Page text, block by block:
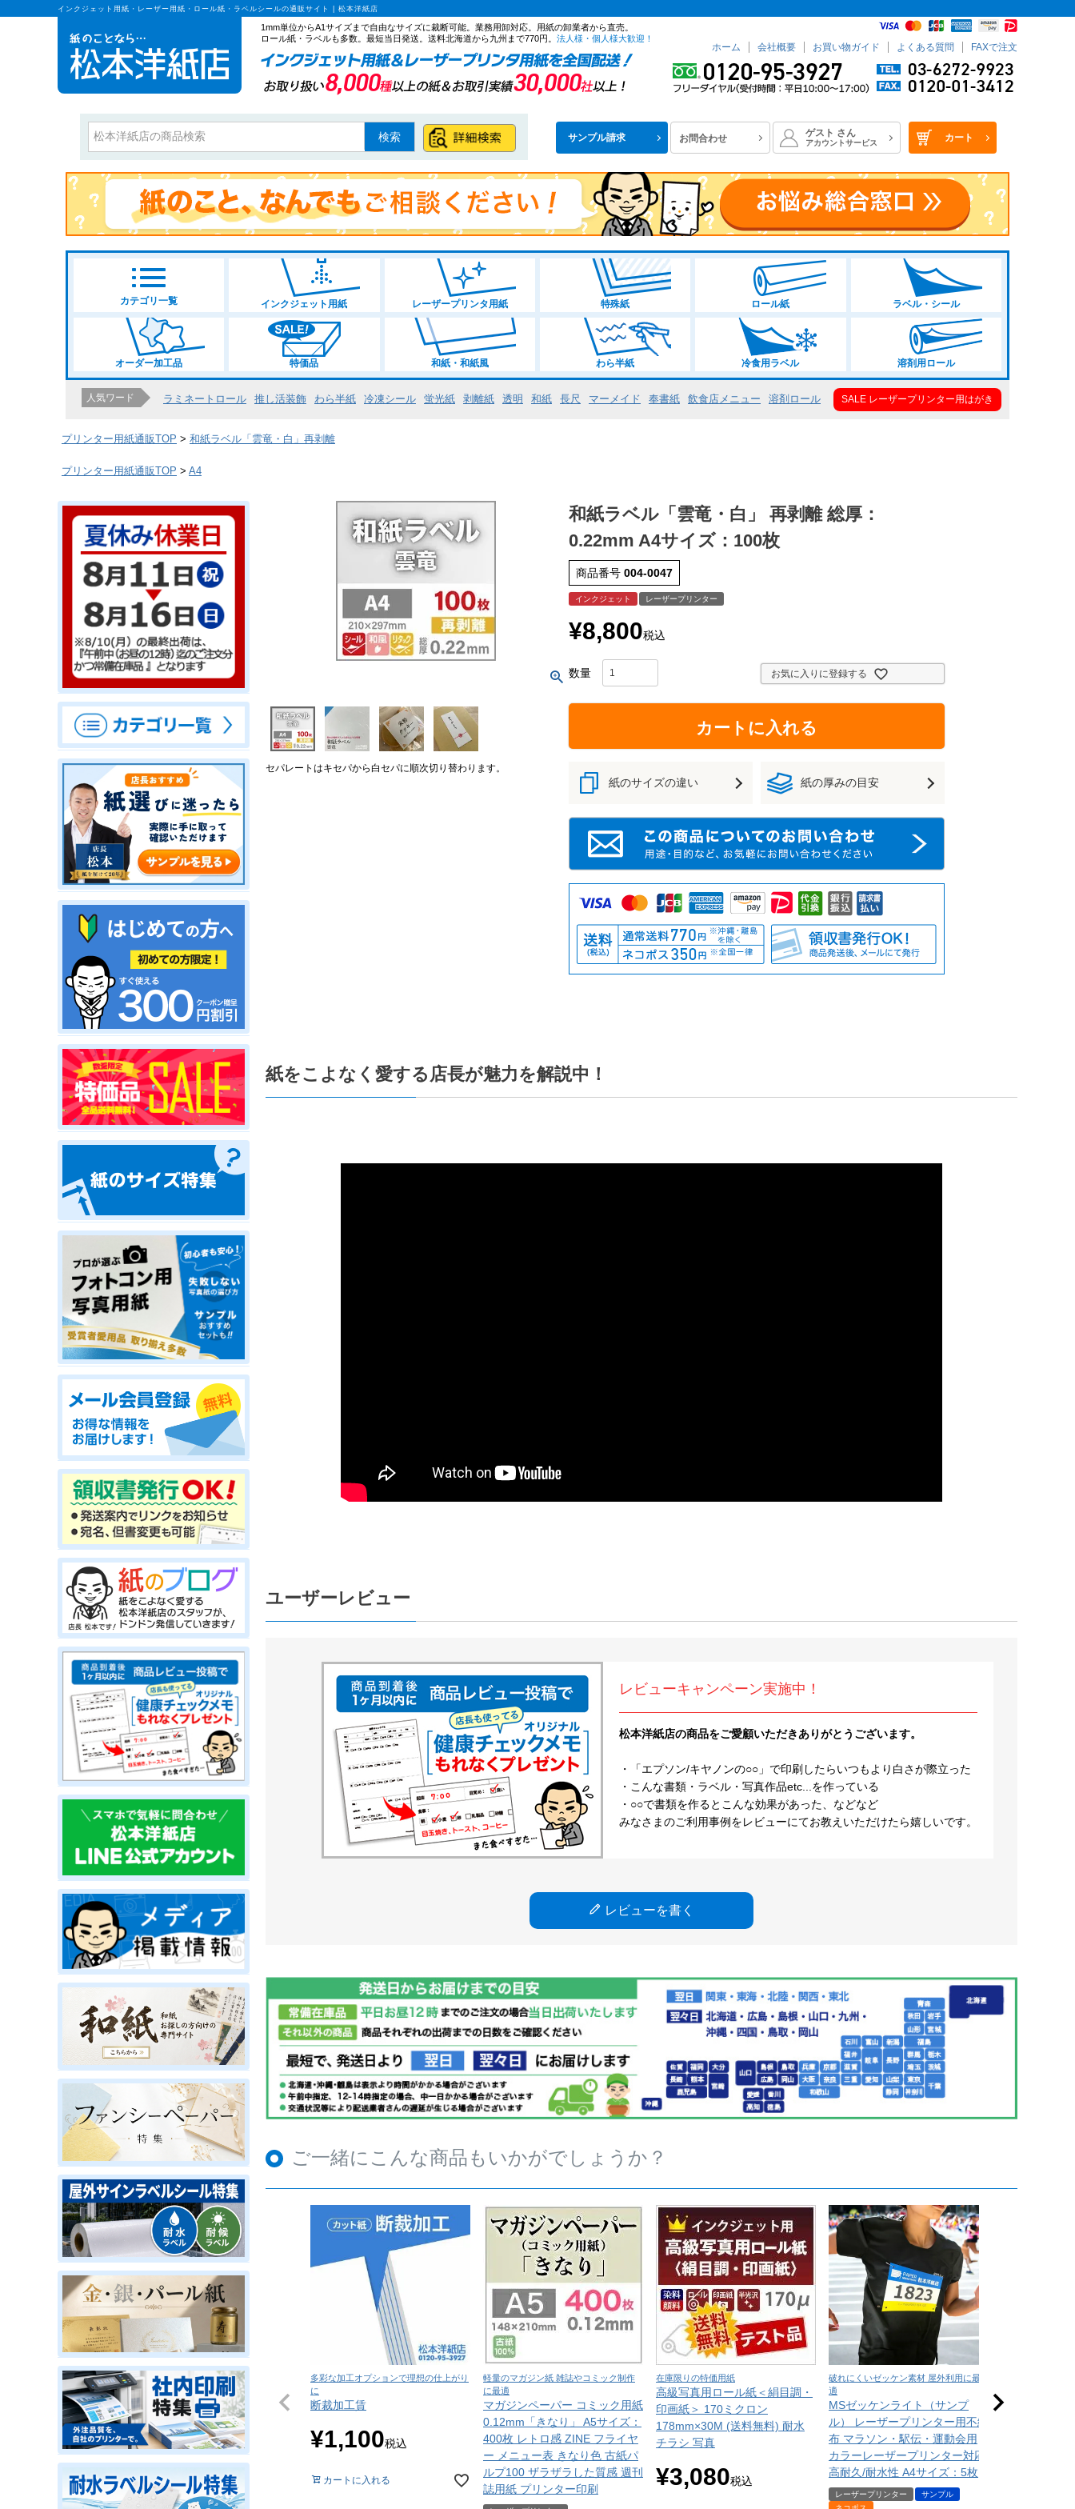
インクジェット用紙・レーザー用紙・ロール紙・ラベルシールの通販サイト | 松本洋紙店
1mm単位からA1サイズまで自由なサイズに裁断可能。業務用卸対応。用紙の卸業者から直売。
ロール紙・ラベルも多数。最短当日発送。送料北海道から九州まで770円。 法人様・個人様大歓迎！
ホーム 会社概要 お買い物ガイド よくある質問 FAXで注文
サンプル請求 お問合わせ ゲスト さん
アカウントサービス カート
検索
カテゴリ一覧 インクジェット用紙 レーザープリンタ用紙 特殊紙 ロール紙 ラベル・シール
オーダー加工品 特価品 和紙・和紙風 わら半紙 冷食用ラベル 溶剤用ロール
人気ワード ラミネートロール 推し活装飾 わら半紙 冷凍シール 蛍光紙 剥離紙 透明 和紙 長尺 マーメイド 奉書紙 飲食店メニュー 溶剤ロール SALE レーザープリンター用はがき
プリンター用紙通販TOP 和紙ラベル「雲竜・白」再剥離
プリンター用紙通販TOP A4
セパレートはキセパから白セパに順次切り替わります。
和紙ラベル「雲竜・白」 再剥離 総厚：
0.22mm A4サイズ：100枚
商品番号 004-0047
インクジェット レーザープリンター
¥8,800税込
お気に入りに登録する
カートに入れる
紙のサイズの違い 紙の厚みの目安
紙をこよなく愛する店長が魅力を解説中！
ユーザーレビュー
レビューキャンペーン実施中！
松本洋紙店の商品をご愛顧いただきありがとうございます。
・「エプソン/キヤノンの○○」で印刷したらいつもより白さが際立った
・こんな書類・ラベル・写真作品etc...を作っている
・○○で書類を作るとこんな効果があった、などなど
みなさまのご利用事例をレビューにてお教えいただけたら嬉しいです。
レビューを書く
ご一緒にこんな商品もいかがでしょうか？
多彩な加工オプションで理想の仕上がり
に
断裁加工賃
¥1,100税込
カートに入れる
軽量のマガジン紙 雑誌やコミック制作
に最適
マガジンペーパー コミック用紙
0.12mm「きなり」 A5サイズ：
400枚 レトロ感 ZINE フライヤ
ー メニュー表 きなり色 古紙パ
ルプ100 ザラザラした質感 週刊
誌用紙 プリンター印刷
在庫限りの特価用紙
高級写真用ロール紙＜絹目調・
印画紙＞ 170ミクロン
178mm×30M (送料無料) 耐水
チラシ 写真
¥3,080税込
破れにくいゼッケン素材 屋外利用に最
適
MSゼッケンライト（サンプ
ル） レーザープリンター用不織
布 マラソン・駅伝・運動会用
カラーレーザープリンター対応
高耐久/耐水性 A4サイズ：5枚
レーザープリンター
サンプル
吸取紙